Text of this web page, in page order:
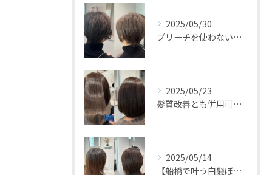
2025/05/30
ブリーチを使わない白髪ぼかしで自然におしゃれに＊HEARTS...
2025/05/23
髪質改善とも併用可能◎＊HEARTS船橋白髪ぼかし
2025/05/14
【船橋で叶う白髪ぼかし】白髪比率が多くても出来る脱白髪染め⭐...